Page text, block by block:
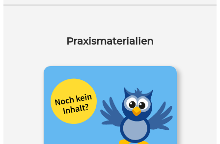
Praxismaterialien